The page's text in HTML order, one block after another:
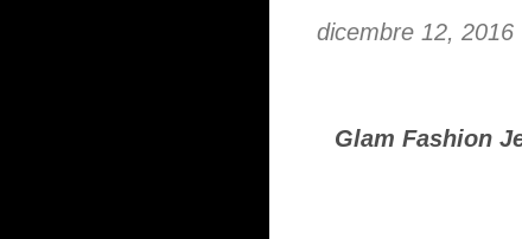
dicembre 12, 2016
Glam Fashion